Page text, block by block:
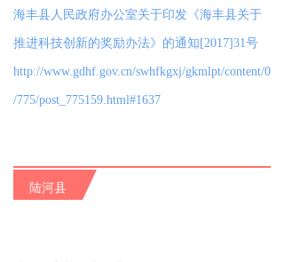
海丰县人民政府办公室关于印发《海丰县关于
推进科技创新的奖励办法》的通知[2017]31号
http://www.gdhf.gov.cn/swhfkgxj/gkmlpt/content/0
/775/post_775159.html#1637
陆河县